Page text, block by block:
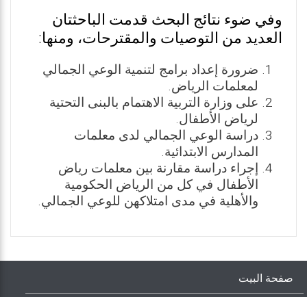
وفي ضوء نتائج البحث قدمت الباحثتان
العديد من التوصيات والمقترحات، ومنها:
ضرورة إعداد برامج لتنمية الوعي الجمالي
لمعلمات الرياض.
على وزارة التربية الاهتمام بالبنى التحتية
لرياض الأطفال.
دراسة الوعي الجمالي لدى معلمات
المدارس الابتدائية.
إجراء دراسة مقارنة بين معلمات رياض
الأطفال في كل من الرياض الحكومية
والأهلية في مدى امتلاكهن للوعي الجمالي.
صفحة البيت